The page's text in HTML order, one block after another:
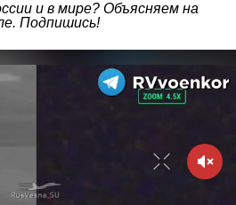
и в мире? Объясняем на
. Подпишись!